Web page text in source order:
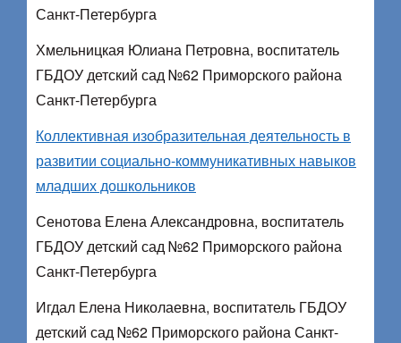
Санкт-Петербурга
Хмельницкая Юлиана Петровна, воспитатель
ГБДОУ детский сад №62 Приморского района
Санкт-Петербурга
Коллективная изобразительная деятельность в
развитии социально-коммуникативных навыков
младших дошкольников
Сенотова Елена Александровна, воспитатель
ГБДОУ детский сад №62 Приморского района
Санкт-Петербурга
Игдал Елена Николаевна, воспитатель ГБДОУ
детский сад №62 Приморского района Санкт-